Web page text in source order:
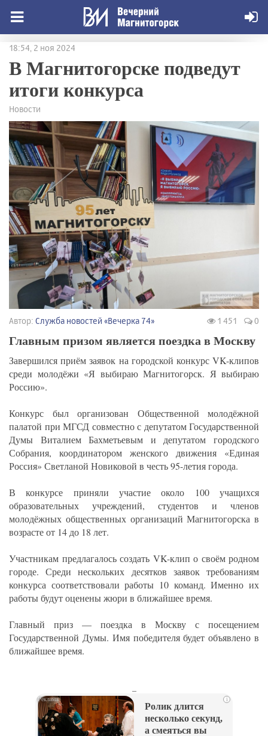
18:54, 2 ноя 2024
В Магнитогорске подведут
итоги конкурса
Новости
Автор: Служба новостей «Вечерка 74» 1 451 0
Главным призом является поездка в Москву
Завершился приём заявок на городской конкурс VK-клипов
среди молодёжи «Я выбираю Магнитогорск. Я выбираю
Россию».
Конкурс был организован Общественной молодёжной
палатой при МГСД совместно с депутатом Государственной
Думы Виталием Бахметьевым и депутатом городского
Собрания, координатором женского движения «Единая
Россия» Светланой Новиковой в честь 95-летия города.
В конкурсе приняли участие около 100 учащихся
образовательных учреждений, студентов и членов
молодёжных общественных организаций Магнитогорска в
возрасте от 14 до 18 лет.
Участникам предлагалось создать VK-клип о своём родном
городе. Среди нескольких десятков заявок требованиям
конкурса соответствовали работы 10 команд. Именно их
работы будут оценены жюри в ближайшее время.
Главный приз — поездка в Москву с посещением
Государственной Думы. Имя победителя будет объявлено в
ближайшее время.
i
Ролик длится
несколько секунд,
а смеяться вы